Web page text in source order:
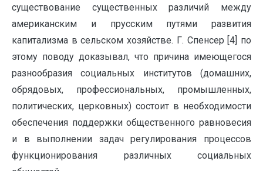
существование существенных различий между
американским и прусским путями развития
капитализма в сельском хозяйстве. Г. Спенсер [4] по
этому поводу доказывал, что причина имеющегося
разнообразия социальных институтов (домашних,
обрядовых, профессиональных, промышленных,
политических, церковных) состоит в необходимости
обеспечения поддержки общественного равновесия
и в выполнении задач регулирования процессов
функционирования различных социальных